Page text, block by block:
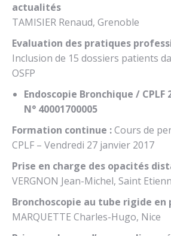
actualités
TAMISIER Renaud, Grenoble
Evaluation des pratiques
Inclusion de 15 dossiers patients
OSFP
Endoscopie Bronchique / CPLF
N° 40001700005
Formation continue :Cours de
CPLF – Vendredi 27 janvier 2017
Prise en charge des opacités
VERGNON Jean-Michel, Saint
Bronchoscopie au tube rigide
MARQUETTE Charles-Hugo, Nice